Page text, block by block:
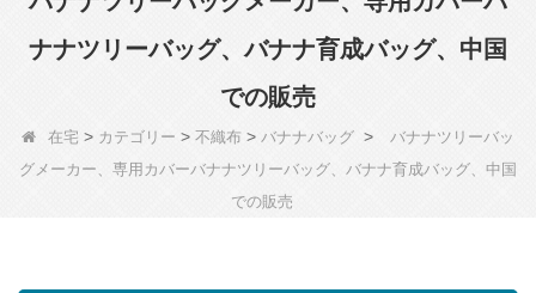
ナナツリーバッグ、バナナ育成バッグ、中国
での販売
在宅 > カテゴリー > 不織布 > バナナバッグ >
バナナツリーバッ
グメーカー、専用カバーバナナツリーバッグ、バナナ育成バッグ、中国
での販売